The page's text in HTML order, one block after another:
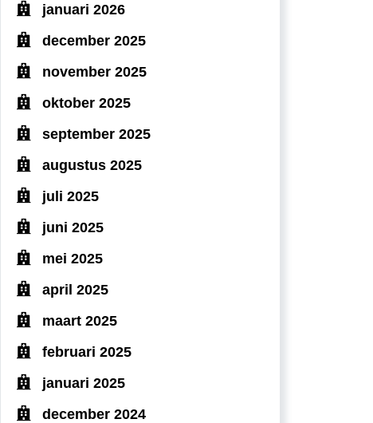
januari 2026
december 2025
november 2025
oktober 2025
september 2025
augustus 2025
juli 2025
juni 2025
mei 2025
april 2025
maart 2025
februari 2025
januari 2025
december 2024